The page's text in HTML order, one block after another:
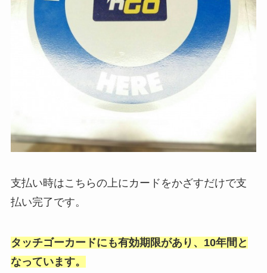
支払い時はこちらの上にカードをかざすだけで支
払い完了です。
タッチゴーカードにも有効期限があり、10年間と
なっています。